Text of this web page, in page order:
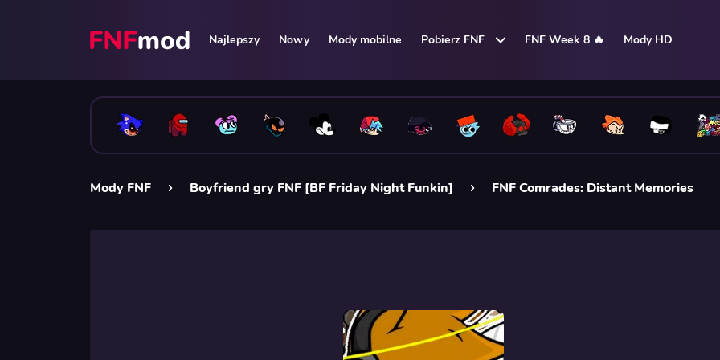
Najlepszy Nowy Mody mobilne Pobierz FNF FNF Week 8 🔥 Mody HD
Mody FNF Boyfriend gry FNF [BF Friday Night Funkin] FNF Comrades: Distant Memories